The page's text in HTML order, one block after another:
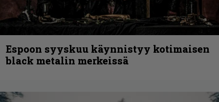
Espoon syyskuu käynnistyy kotimaisen
black metalin merkeissä